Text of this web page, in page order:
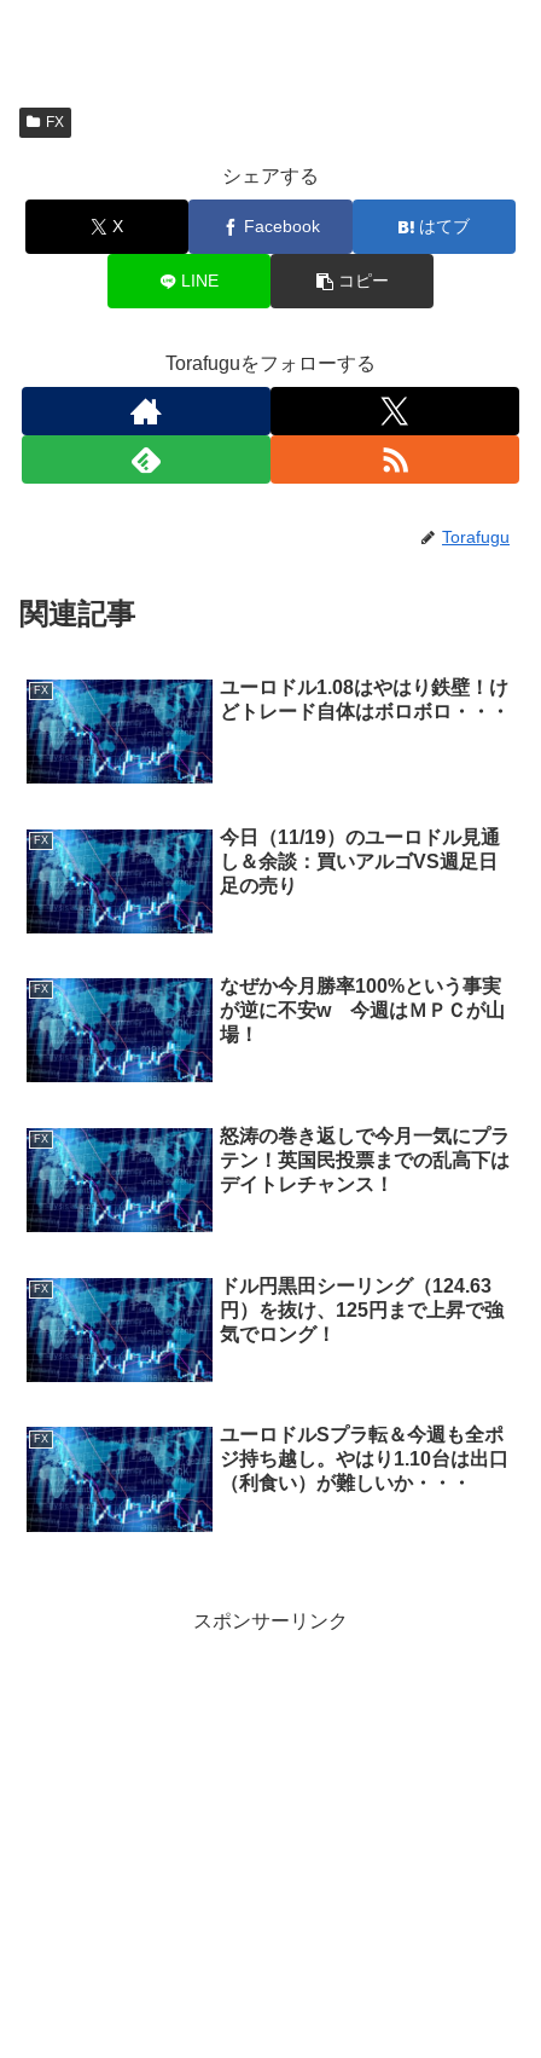
FX
シェアする
X Facebook はてブ
LINE コピー
Torafuguをフォローする
Torafugu
関連記事
FX
ユーロドル1.08はやはり鉄壁！け
どトレード自体はボロボロ・・・
FX
今日（11/19）のユーロドル見通
し＆余談：買いアルゴVS週足日
足の売り
FX
なぜか今月勝率100%という事実
が逆に不安w 今週はＭＰＣが山
場！
FX
怒涛の巻き返しで今月一気にプラ
テン！英国民投票までの乱高下は
デイトレチャンス！
FX
ドル円黒田シーリング（124.63
円）を抜け、125円まで上昇で強
気でロング！
FX
ユーロドルSプラ転＆今週も全ポ
ジ持ち越し。やはり1.10台は出口
（利食い）が難しいか・・・
スポンサーリンク